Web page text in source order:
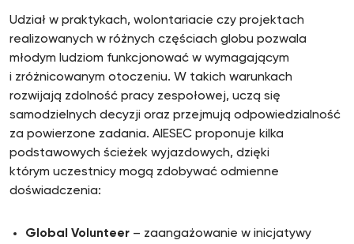
Udział w praktykach, wolontariacie czy projektach
realizowanych w różnych częściach globu pozwala
młodym ludziom funkcjonować w wymagającym
i zróżnicowanym otoczeniu. W takich warunkach
rozwijają zdolność pracy zespołowej, uczą się
samodzielnych decyzji oraz przejmują odpowiedzialność
za powierzone zadania. AIESEC proponuje kilka
podstawowych ścieżek wyjazdowych, dzięki
którym uczestnicy mogą zdobywać odmienne
doświadczenia:
Global Volunteer – zaangażowanie w inicjatywy